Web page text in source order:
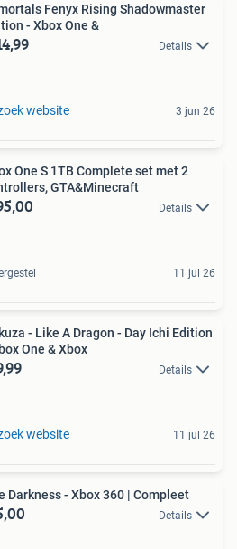
Fenyx Rising Shadowmaster
- Xbox One &
Details
website 3 jun 26
One S 1TB Complete set met 2
GTA&Minecraft
Details
11 jul 26
- Like A Dragon - Day Ichi Edition
One & Xbox
Details
website 11 jul 26
Darkness - Xbox 360 | Compleet
Details